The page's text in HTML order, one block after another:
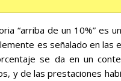
“arriba de un 10%” es
es señalado en
se da en un
y de las prestaciones